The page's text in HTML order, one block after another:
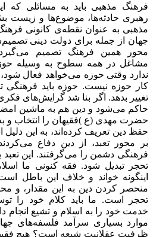
فرهنگ مذهبی باید به مسائلی که
رهبری حادثه‌ها، موضوع‌ها و زیست
مذهبی به عنوان نقطه‌ی کانونی
جهان از جمله برای دولت دینی
محور همین فرهنگ تصمیم
مشاغل در همه سطوح به وسیله
ندارد وقتی حوزه می‌خواهد فعال شود،
کار حوزه نیست. حوزه باید فرهنگی
تغییر بدهد. اگر بنا شد گرایش‌های
حاکم می‌شود و دین هم به ماشین
حضرت مهدی (ع )فقیهان را انتخاب و
حفظ دین تعریف کرده‌اند، به این دلیل
بر محور تعبد، از دین دفاع
فرهنگی دشمن را می‌گرفتند. این تعبد
تحجر تبدیل شود. فقه کنونی ما
اینگونه خواند و خلاف این باطل
منحصر کردن دین به این مقدار، و
تحجر است. ما باید کلام خود را
خدمت خود را به اسلام و تشیع
موارد بسیاری سرآمد فلسفه‌های
ظرفیت عقلانیت شیعه است؟ هیچ